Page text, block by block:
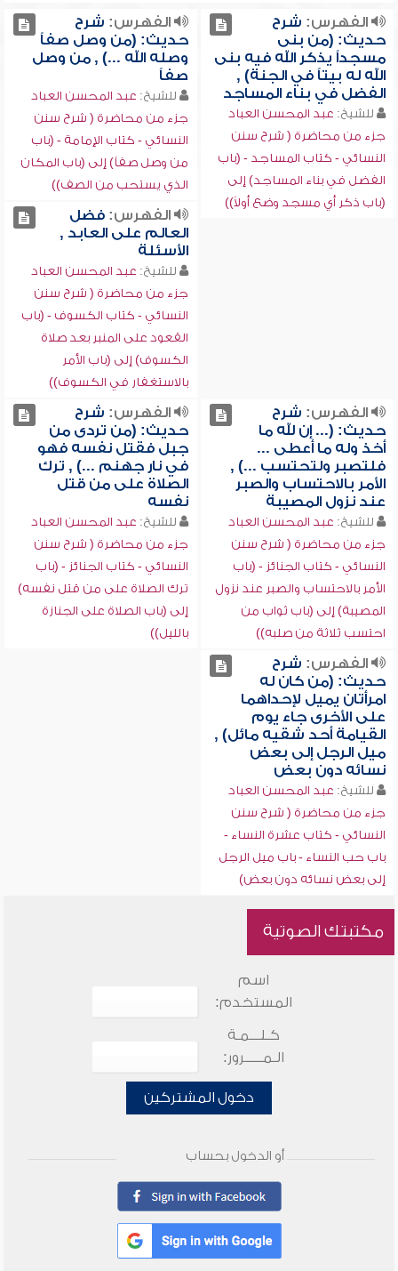
الفهرس: شرح
حديث: (من بنى
مسجداً يذكر الله فيه بنى
الله له بيتاً في الجنة) ,
الفضل في بناء المساجد
للشيخ: عبد المحسن العباد
جزء من محاضرة ( شرح سنن
النسائي - كتاب المساجد - (باب
الفضل في بناء المساجد) إلى
(باب ذكر أي مسجد وضع أولاً))
الفهرس: شرح
حديث: (من وصل صفاً
وصله الله ...) , من وصل
صفاً
للشيخ: عبد المحسن العباد
جزء من محاضرة ( شرح سنن
النسائي - كتاب الإمامة - (باب
من وصل صفاً) إلى (باب المكان
الذي يستحب من الصف))
الفهرس:فضل
العالم على العابد ,
الأسئلة
للشيخ: عبد المحسن العباد
جزء من محاضرة ( شرح سنن
النسائي - كتاب الكسوف - (باب
القعود على المنبر بعد صلاة
الكسوف) إلى (باب الأمر
بالاستغفار في الكسوف))
الفهرس: شرح
حديث: (... إن لله ما
أخذ وله ما أعطى ...
فلتصبر ولتحتسب ...) ,
الأمر بالاحتساب والصبر
عند نزول المصيبة
للشيخ: عبد المحسن العباد
جزء من محاضرة ( شرح سنن
النسائي - كتاب الجنائز - (باب
الأمر بالاحتساب والصبر عند نزول
المصيبة) إلى (باب ثواب من
احتسب ثلاثة من صلبه))
الفهرس: شرح
حديث: (من تردى من
جبل فقتل نفسه فهو
في نار جهنم ...) , ترك
الصلاة على من قتل
نفسه
للشيخ: عبد المحسن العباد
جزء من محاضرة ( شرح سنن
النسائي - كتاب الجنائز - (باب
ترك الصلاة على من قتل نفسه)
إلى (باب الصلاة على الجنازة
بالليل))
الفهرس: شرح
حديث: (من كان له
امرأتان يميل لإحداهما
على الأخرى جاء يوم
القيامة أحد شقيه مائل) ,
ميل الرجل إلى بعض
نسائه دون بعض
للشيخ: عبد المحسن العباد
جزء من محاضرة ( شرح سنن
النسائي - كتاب عشرة النساء -
باب حب النساء - باب ميل الرجل
إلى بعض نسائه دون بعض)
مكتبتك الصوتية
اسم
المستخدم:
كـلـــمـة
الـمـــــرور:
دخول المشتركين
أو الدخول بحساب